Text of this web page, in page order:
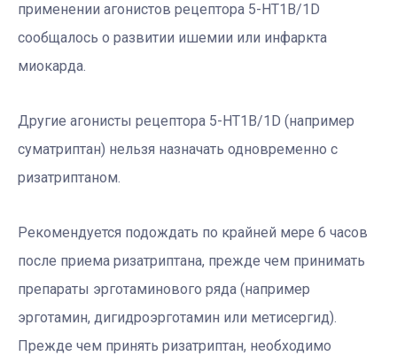
применении агонистов рецептора 5-HT1B/1D
сообщалось о развитии ишемии или инфаркта
миокарда.
Другие агонисты рецептора 5-HT1B/1D (например
суматриптан) нельзя назначать одновременно с
ризатриптаном.
Рекомендуется подождать по крайней мере 6 часов
после приема ризатриптана, прежде чем принимать
препараты эрготаминового ряда (например
эрготамин, дигидроэрготамин или метисергид).
Прежде чем принять ризатриптан, необходимо